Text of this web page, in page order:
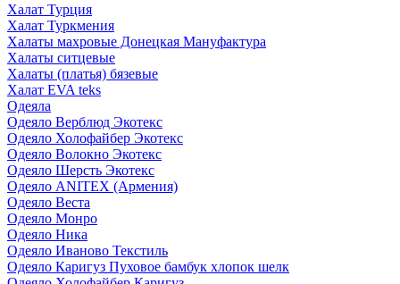
Халат Турция
Халат Туркмения
Халаты махровые Донецкая Мануфактура
Халаты ситцевые
Халаты (платья) бязевые
Халат EVA teks
Одеяла
Одеяло Верблюд Экотекс
Одеяло Холофайбер Экотекс
Одеяло Волокно Экотекс
Одеяло Шерсть Экотекс
Одеяло ANITEX (Армения)
Одеяло Веста
Одеяло Монро
Одеяло Ника
Одеяло Иваново Текстиль
Одеяло Каригуз Пуховое бамбук хлопок шелк